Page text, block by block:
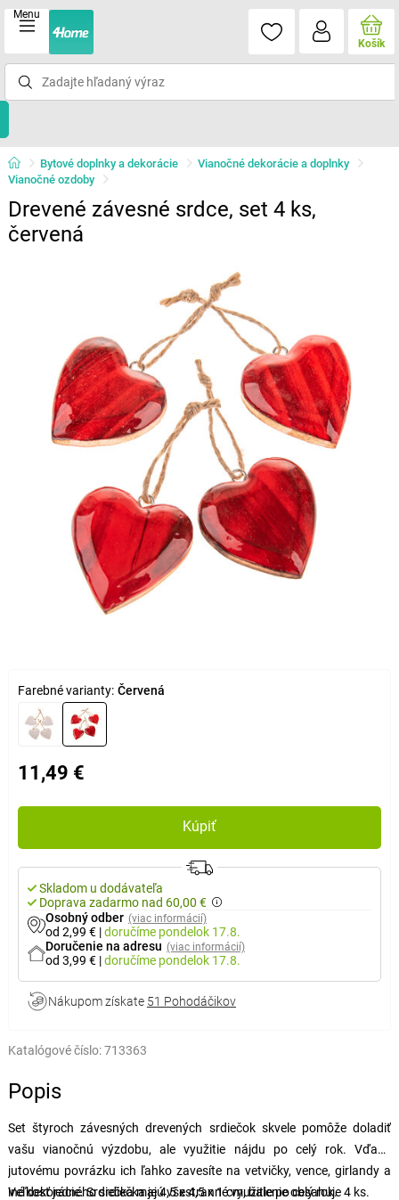
Menu
Košík
Bytové doplnky a dekorácie
Vianočné dekorácie a doplnky
Vianočné ozdoby
Drevené závesné srdce, set 4 ks,
červená
Farebné varianty: Červená
11,49 €
Kúpiť
Skladom u dodávateľa
Doprava zadarmo nad 60,00 €
Osobný odber (viac informácií)
od 2,99 € |doručíme pondelok 17.8.
Doručenie na adresu (viac informácií)
od 3,99 € |doručíme pondelok 17.8.
Nákupom získate 51 Pohodáčikov
Katalógové číslo:713363
Popis
Set štyroch závesných drevených srdiečok skvele pomôže doladiť
vašu vianočnú výzdobu, ale využitie nájdu po celý rok. Vďaka
jutovému povrázku ich ľahko zavesíte na vetvičky, vence, girlandy a
iné dekorácie. Srdiečka majú všestranné využitie po celý rok.
Veľkosť jedného srdiečka je 4,5 x 4,5 x 1 cm, balenie obsahuje 4 ks.